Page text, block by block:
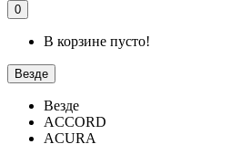
0
В корзине пусто!
Везде
Везде
ACCORD
ACURA